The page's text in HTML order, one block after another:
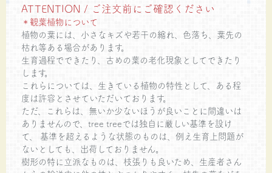
ATTENTION / ご注文前にご確認ください
＊観葉植物について
植物の葉には、小さなキズや若干の縮れ、色落ち、葉先の
枯れ等ある場合があります。
生育過程でできたり、古めの葉の老化現象としてできたり
します。
これらについては、生きている植物の特性として、ある程
度は許容とさせていただいております。
ただ、これらは、無いか少ないほうが良いことに間違いは
ありませんので、tree treeでは独自に厳しい基準を設け
て、 基準を超えるような状態のものは、例え生育上問題が
ないとしても、出荷しておりません。
樹形の特に立派なものは、枝張りも良いため、生産者さん